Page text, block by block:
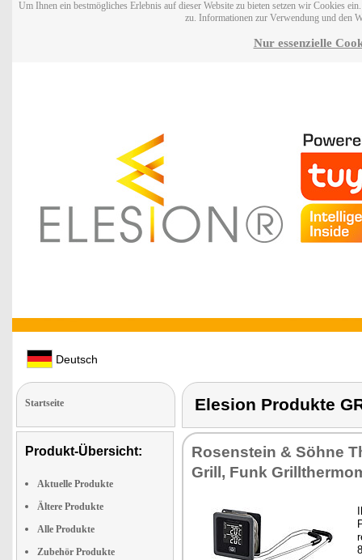
Um Ihnen ein bestmögliches Erlebnis auf dieser Website zu bieten setzen wir Cookies
zu. Informationen zur Verwendung und den
Nur essenzielle
Deutsch
Startseite
Produkt-Übersicht:
Aktuelle Produkte
Ältere Produkte
Alle Produkte
Zubehör Produkte
Elesion Produkte
Ro­sen­stein & Söh­ne
Grill, Funk